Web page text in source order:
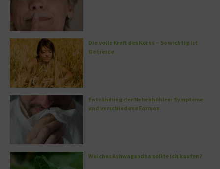
Die volle Kraft des Korns – So wichtig ist
Getreide
Entzündung der Nebenhöhlen: Symptome
und verschiedene Formen
Welches Ashwagandha sollte ich kaufen?